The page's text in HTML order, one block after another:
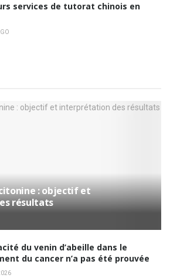
services de tutorat chinois en
: objectif et
résultats
du venin d’abeille dans le
du cancer n’a pas été prouvée